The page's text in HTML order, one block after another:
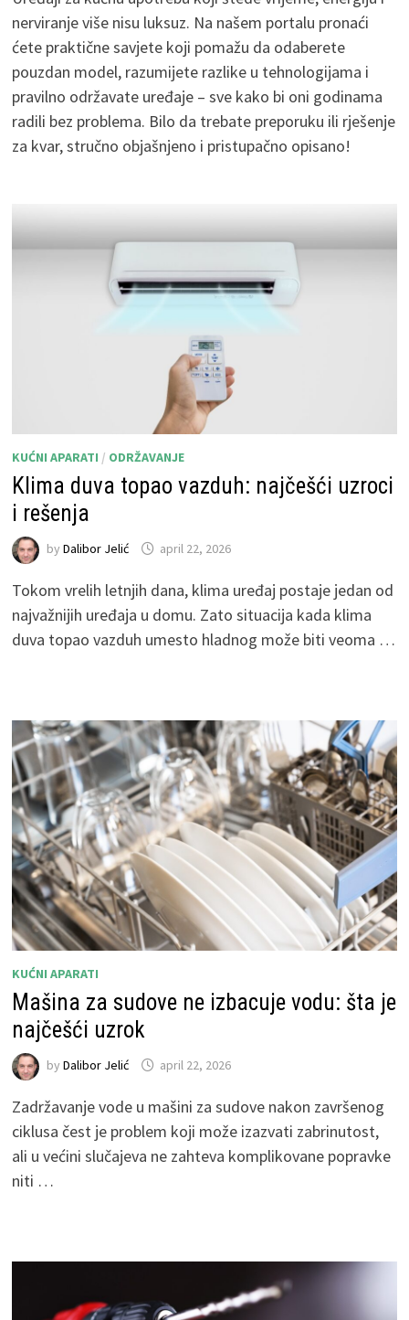
nerviranje više nisu luksuz. Na našem portalu pronaći
ćete praktične savjete koji pomažu da odaberete
pouzdan model, razumijete razlike u tehnologijama i
pravilno održavate uređaje – sve kako bi oni godinama
radili bez problema. Bilo da trebate preporuku ili rješenje
za kvar, stručno objašnjeno i pristupačno opisano!
KUĆNI APARATI / ODRŽAVANJE
Klima duva topao vazduh: najčešći uzroci
i rešenja
by Dalibor Jelić april 22, 2026
Tokom vrelih letnjih dana, klima uređaj postaje jedan od
najvažnijih uređaja u domu. Zato situacija kada klima
duva topao vazduh umesto hladnog može biti veoma …
KUĆNI APARATI
Mašina za sudove ne izbacuje vodu: šta je
najčešći uzrok
by Dalibor Jelić april 22, 2026
Zadržavanje vode u mašini za sudove nakon završenog
ciklusa čest je problem koji može izazvati zabrinutost,
ali u većini slučajeva ne zahteva komplikovane popravke
niti …